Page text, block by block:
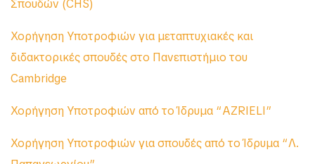
Σπουδών (CHS)
Χορήγηση Υποτροφιών για μεταπτυχιακές και
διδακτορικές σπουδές στο Πανεπιστήμιο του
Cambridge
Χορήγηση Υποτροφιών από το Ίδρυμα “AZRIELI”
Χορήγηση Υποτροφιών για σπουδές από το Ίδρυμα “Λ.